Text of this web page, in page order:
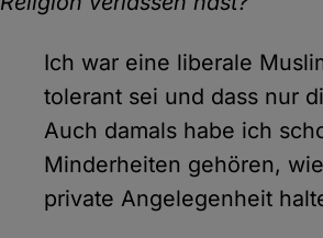
Ich war eine liberale
tolerant sei und dass nur
Auch damals habe ich
Minderheiten gehören,
private Angelegenheit